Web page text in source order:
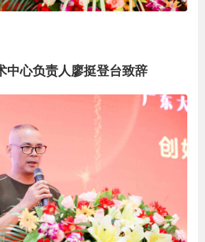
中心负责人廖挺登台致辞